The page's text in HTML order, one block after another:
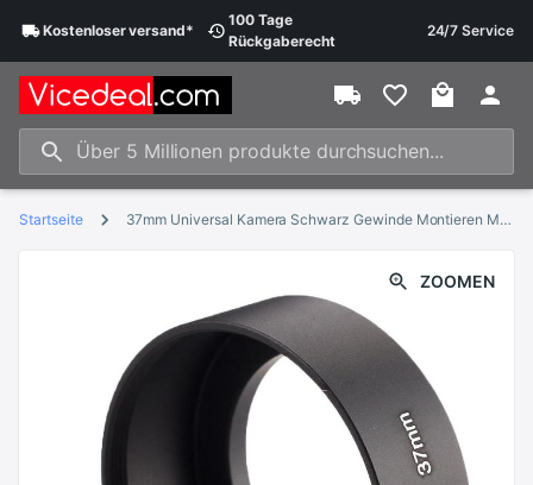
Kostenloserversand*
100 Tage
Rückgaberecht
24/7 Service
Startseite 37mm Universal Kamera Schwarz Gewinde Montieren Metall Objektiv Haube Zubehör Schutz Kamera U8L6
ZOOMEN